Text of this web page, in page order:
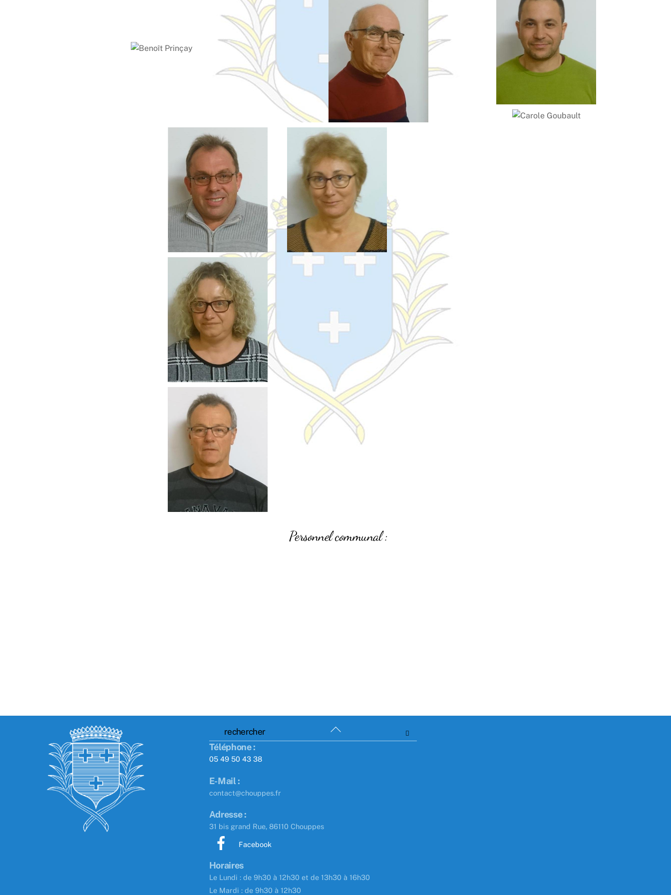
Personnel communal :
Back
To
Téléphone :
05 49 50 43 38
E-Mail :
contact@chouppes.fr
Adresse :
31 bis grand Rue, 86110 Chouppes
Facebook
Horaires
Le Lundi : de 9h30 à 12h30 et de 13h30 à 16h30
Le Mardi : de 9h30 à 12h30